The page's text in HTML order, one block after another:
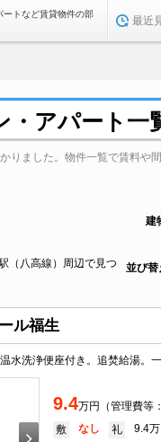
ートなど賃貸物件の部
最近
・アパート一
ました。物件一覧で賃料や
建
（八高線）周辺で見つ
並び替
ル福生
9.4万円（管理費等
敷 なし 礼 9.4万